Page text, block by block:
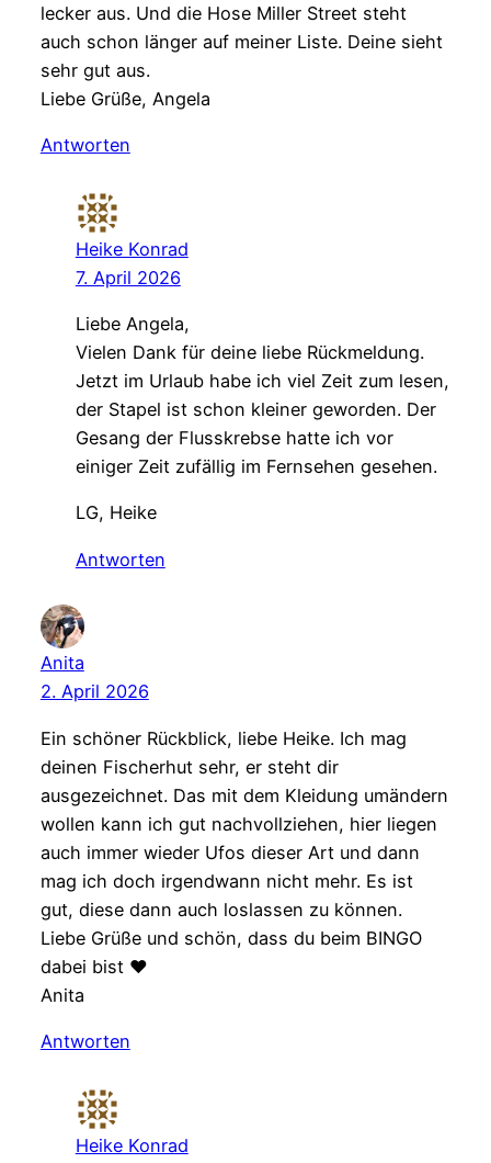
lecker aus. Und die Hose Miller Street steht
auch schon länger auf meiner Liste. Deine sieht
sehr gut aus.
Liebe Grüße, Angela
Antworten
Heike Konrad
7. April 2026
Liebe Angela,
Vielen Dank für deine liebe Rückmeldung.
Jetzt im Urlaub habe ich viel Zeit zum lesen,
der Stapel ist schon kleiner geworden. Der
Gesang der Flusskrebse hatte ich vor
einiger Zeit zufällig im Fernsehen gesehen.
LG, Heike
Antworten
Anita
2. April 2026
Ein schöner Rückblick, liebe Heike. Ich mag
deinen Fischerhut sehr, er steht dir
ausgezeichnet. Das mit dem Kleidung umändern
wollen kann ich gut nachvollziehen, hier liegen
auch immer wieder Ufos dieser Art und dann
mag ich doch irgendwann nicht mehr. Es ist
gut, diese dann auch loslassen zu können.
Liebe Grüße und schön, dass du beim BINGO
dabei bist ♥
Anita
Antworten
Heike Konrad